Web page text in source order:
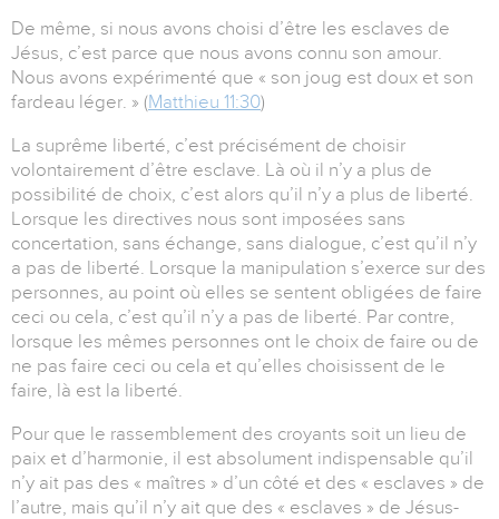
De même, si nous avons choisi d’être les esclaves de
Jésus, c’est parce que nous avons connu son amour.
Nous avons expérimenté que « son joug est doux et son
fardeau léger. » (Matthieu 11:30)
La suprême liberté, c’est précisément de choisir
volontairement d’être esclave. Là où il n’y a plus de
possibilité de choix, c’est alors qu’il n’y a plus de liberté.
Lorsque les directives nous sont imposées sans
concertation, sans échange, sans dialogue, c’est qu’il n’y
a pas de liberté. Lorsque la manipulation s’exerce sur des
personnes, au point où elles se sentent obligées de faire
ceci ou cela, c’est qu’il n’y a pas de liberté. Par contre,
lorsque les mêmes personnes ont le choix de faire ou de
ne pas faire ceci ou cela et qu’elles choisissent de le
faire, là est la liberté.
Pour que le rassemblement des croyants soit un lieu de
paix et d’harmonie, il est absolument indispensable qu’il
n’y ait pas des « maîtres » d’un côté et des « esclaves » de
l’autre, mais qu’il n’y ait que des « esclaves » de Jésus-